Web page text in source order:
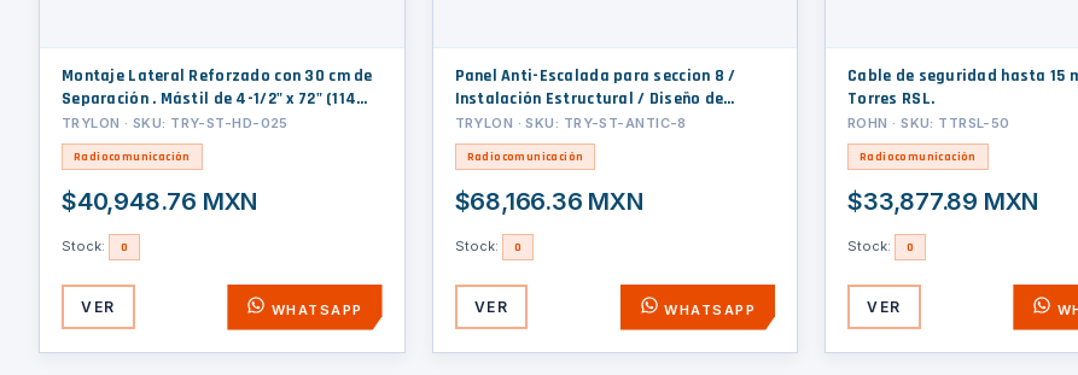
Montaje Lateral Reforzado con 30 cm de
Separación . Mástil de 4-1/2" x 72" (114
mm x 1.8 m).
TRYLON · SKU: TRY-ST-HD-025
Radiocomunicación
$40,948.76 MXN
Stock: 0
VER WHATSAPP
Panel Anti-Escalada para seccion 8 /
Instalación Estructural / Diseño de
Seguridad para Prevención de Acceso No
Autorizado
TRYLON · SKU: TRY-ST-ANTIC-8
Radiocomunicación
$68,166.36 MXN
Stock: 0
VER WHATSAPP
Cable de seguridad hasta 15
Torres RSL.
ROHN · SKU: TTRSL-50
Radiocomunicación
$33,877.89 MXN
Stock: 0
VER